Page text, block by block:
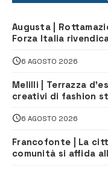
Augusta |
Forza Italia
6 AGOSTO 2026
Melilli | Terrazza
creativi di fashion
iscriversi
6 AGOSTO 2026
Francofonte | La
comunità si affida